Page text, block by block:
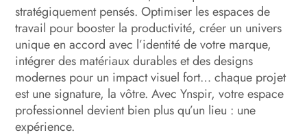
stratégiquement pensés. Optimiser les espaces de
travail pour booster la productivité, créer un univers
unique en accord avec l’identité de votre marque,
intégrer des matériaux durables et des designs
modernes pour un impact visuel fort… chaque projet
est une signature, la vôtre. Avec Ynspir, votre espace
professionnel devient bien plus qu’un lieu : une
expérience.